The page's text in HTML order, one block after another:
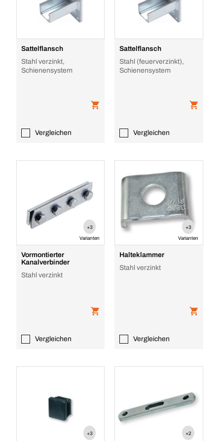
Sattelflansch
Stahl verzinkt,
Schienensystem
Vergleichen
Sattelflansch
Stahl (feuerverzinkt),
Schienensystem
Vergleichen
+3
Varianten
Vormontierter
Kanalverbinder
Stahl verzinkt
Vergleichen
+3
Varianten
Halteklammer
Stahl verzinkt
Vergleichen
+3 +2